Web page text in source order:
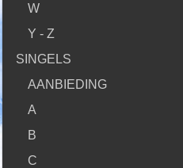
W
Y - Z
SINGELS
AANBIEDING
A
B
C